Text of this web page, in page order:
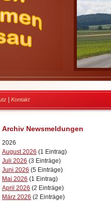
Kontakt
Archiv Newsmeldungen
2026
August 2026 (1 Eintrag)
Juli 2026 (3 Einträge)
Juni 2026 (5 Einträge)
Mai 2026 (1 Eintrag)
April 2026 (2 Einträge)
März 2026 (2 Einträge)